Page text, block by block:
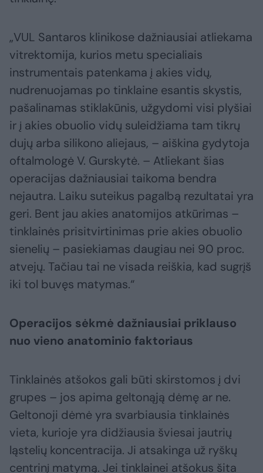
„VUL Santaros klinikose dažniausiai atliekama
vitrektomija, kurios metu specialiais
instrumentais patenkama į akies vidų,
nudrenuojamas po tinklaine esantis skystis,
pašalinamas stiklakūnis, užgydomi visi plyšiai
ir į akies obuolio vidų suleidžiama tam tikrų
dujų arba silikono aliejaus, – aiškina gydytoja
oftalmologė V. Gurskytė. – Atliekant šias
operacijas dažniausiai taikoma bendra
nejautra. Laiku suteikus pagalbą rezultatai yra
geri. Bent jau akies anatomijos atkūrimas –
tinklainės prisitvirtinimas prie akies obuolio
sienelių – pasiekiamas daugiau nei 90 proc.
atvejų. Tačiau tai ne visada reiškia, kad sugrįš
iki tol buvęs matymas.“
Operacijos sėkmė dažniausiai priklauso
nuo vieno anatominio faktoriaus
Tinklainės atšokos gali būti skirstomos į dvi
grupes – jos apima geltonąją dėmę ar ne.
Geltonoji dėmė yra svarbiausia tinklainės
vieta, kurioje yra didžiausia šviesai jautrių
ląstelių koncentracija. Ji atsakinga už ryškų
centrinį matymą. Jei tinklainei atšokus šita